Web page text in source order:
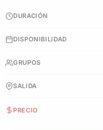
DURACIÓN
DISPONIBILIDAD
GRUPOS
SALIDA
PRECIO